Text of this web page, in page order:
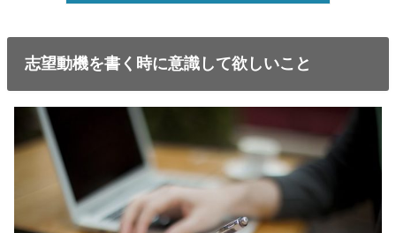
志望動機を書く時に意識して欲しいこと